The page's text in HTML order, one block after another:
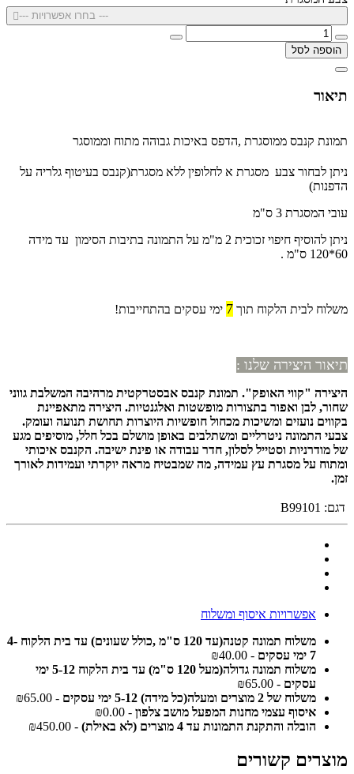
--- בחרו אפשרויות ---
הוספה לסל
תיאור
תמונת קנבס ממוסגרת ,הדפס באיכות גבוהה מתוח וממוסגר
ניתן לבחור צבע מסגרת א לחלופין ללא מסגרת(קנבס בעיטוף גלריה על
הדפנות)
עובי המסגרת 3 ס"מ
ניתן להוסיף חיפוי זכוכית 2 מ"מ על התמונה בתיבות הסימון עד מידה
60*120 ס"מ .
משלוח לבית הלקוח תוך 7 ימי עסקים בהתחייבות!
תיאור היצירה שלנו :
היצירה "קווי האופק". תמונת קנבס אבסטרקטית מרהיבה המשלבת גווני
שחור, לבן ואפור בתצורות מופשטות ואלגנטיות. היצירה מתאפיינת
בקווים נועזים ומשיכות מכחול חופשיות היוצרות תחושת תנועה ועומק.
צבעי התמונה ניטרליים ומשתלבים באופן מושלם בכל חלל, מוסיפים מגע
של מודרניות וסטייל לסלון, חדר עבודה או פינת ישיבה. הקנבס איכותי
ומתוח על מסגרת עץ עמידה, מה שמבטיח מראה יוקרתי ועמידות לאורך
זמן.
דגם: B99101
אפשרויות איסוף ומשלוח
משלוח תמונה קטנה(עד 120 ס"מ ,כולל שעונים) עד בית הלקוח 4-
7 ימי עסקים
- ₪40.00
משלוח תמונה גדולה(מעל 120 ס"מ) עד בית הלקוח 5-12 ימי
עסקים - ₪65.00
משלוח של 2 מוצרים ומעלה(כל מידה) 5-12 ימי עסקים
- ₪65.00
איסוף עצמי מחנות המפעל מושב צלפון - ₪0.00
הובלה והתקנת התמונות עד 4 מוצרים (לא באילת)
- ₪450.00
מוצרים קשורים